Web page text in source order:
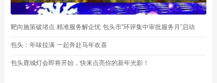
靶向施策破堵点 精准服务解企忧 包头市“环评集中审批服务月”启动
包头：年味拉满 一起奔赴马年欢喜
包头鹿城灯会即将开始，快来点亮你的新年光影！